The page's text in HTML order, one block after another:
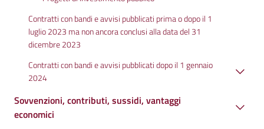
Contratti con bandi e avvisi pubblicati prima o dopo il 1
luglio 2023 ma non ancora conclusi alla data del 31
dicembre 2023
Contratti con bandi e avvisi pubblicati dopo il 1 gennaio
2024
Sovvenzioni, contributi, sussidi, vantaggi
economici